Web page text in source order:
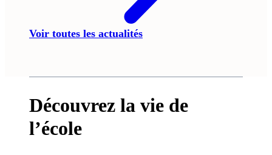
Voir toutes les actualités
Découvrez la vie de
l’école